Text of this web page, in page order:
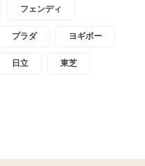
フェンディ
プラダ ヨギボー
日立 東芝